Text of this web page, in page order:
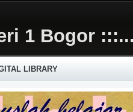
1 Bogor
LIBRARY